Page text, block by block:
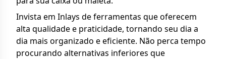
Invista em Inlays de ferramentas que oferecem
alta qualidade e praticidade, tornando seu dia a
dia mais organizado e eficiente. Não perca tempo
procurando alternativas inferiores que